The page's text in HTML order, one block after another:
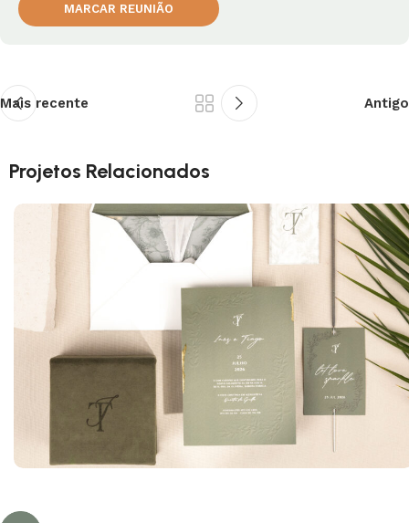
MARCAR REUNIÃO
Mais recente Antigo
Projetos Relacionados